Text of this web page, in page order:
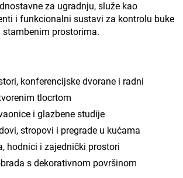
za ugradnju, služe kao
i funkcionalni sustavi za kontrolu buke
prostorima.
konferencijske dvorane i radni
tlocrtom
i glazbene studije
stropovi i pregrade u kućama
hodnici i zajednički prostori
s dekorativnom površinom